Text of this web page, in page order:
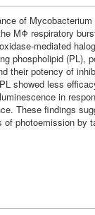
of
MΦ respiratory
mediated
phospholipid
their potency of
showed less
in
These findings
of photoemission by